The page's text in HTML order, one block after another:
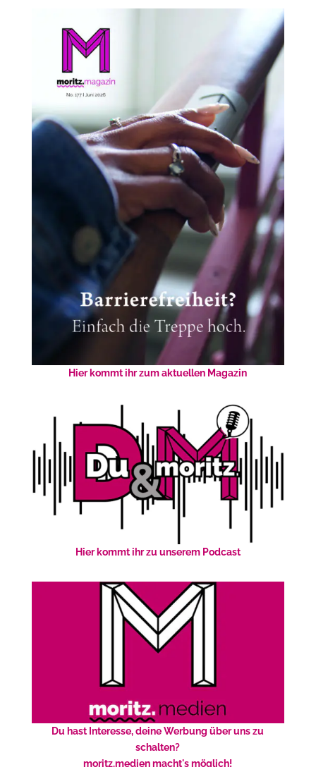
Hier kommt ihr zum aktuellen Magazin
Hier kommt ihr zu unserem Podcast
Du hast Interesse, deine Werbung über uns zu
schalten?
moritz.medien macht's möglich!